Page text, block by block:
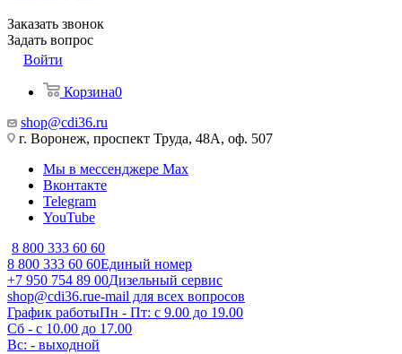
Заказать звонок
Задать вопрос
Войти
Корзина0
shop@cdi36.ru
г. Воронеж, проспект Труда, 48А, оф. 507
Мы в мессенджере Max
Вконтакте
Telegram
YouTube
8 800 333 60 60
8 800 333 60 60Единый номер
+7 950 754 89 00Дизельный сервис
shop@cdi36.rue-mail для всех вопросов
График работыПн - Пт: с 9.00 до 19.00
Сб - с 10.00 до 17.00
Вс: - выходной